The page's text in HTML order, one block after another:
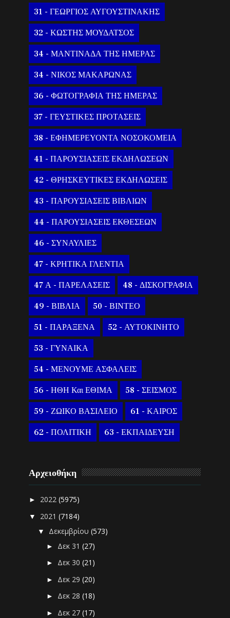
31 - ΓΕΩΡΓΙΟΣ ΑΥΓΟΥΣΤΙΝΑΚΗΣ
32 - ΚΩΣΤΗΣ ΜΟΥΔΑΤΣΟΣ
34 - ΜΑΝΤΙΝΑΔΑ ΤΗΣ ΗΜΕΡΑΣ
34 - ΝΙΚΟΣ ΜΑΚΑΡΩΝΑΣ
36 - ΦΩΤΟΓΡΑΦΙΑ ΤΗΣ ΗΜΕΡΑΣ
37 - ΓΕΥΣΤΙΚΕΣ ΠΡΟΤΑΣΕΙΣ
38 - ΕΦΗΜΕΡΕΥΟΝΤΑ ΝΟΣΟΚΟΜΕΙΑ
41 - ΠΑΡΟΥΣΙΑΣΕΙΣ ΕΚΔΗΛΩΣΕΩΝ
42 - ΘΡΗΣΚΕΥΤΙΚΕΣ ΕΚΔΗΛΩΣΕΙΣ
43 - ΠΑΡΟΥΣΙΑΣΕΙΣ ΒΙΒΛΙΩΝ
44 - ΠΑΡΟΥΣΙΑΣΕΙΣ ΕΚΘΕΣΕΩΝ
46 - ΣΥΝΑΥΛΙΕΣ
47 - ΚΡΗΤΙΚΑ ΓΛΕΝΤΙΑ
47 Α - ΠΑΡΕΛΑΣΕΙΣ 48 - ΔΙΣΚΟΓΡΑΦΙΑ
49 - ΒΙΒΛΙΑ 50 - ΒΙΝΤΕΟ
51 - ΠΑΡΑΞΕΝΑ 52 - ΑΥΤΟΚΙΝΗΤΟ
53 - ΓΥΝΑΙΚΑ
54 - ΜΕΝΟΥΜΕ ΑΣΦΑΛΕΙΣ
56 - ΗΘΗ Και ΕΘΙΜΑ 58 - ΣΕΙΣΜΟΣ
59 - ΖΩΙΚΟ ΒΑΣΙΛΕΙΟ 61 - ΚΑΙΡΟΣ
62 - ΠΟΛΙΤΙΚΗ 63 - ΕΚΠΑΙΔΕΥΣΗ
Αρχειοθήκη
► 2022(5975)
▼ 2021(7184)
▼ Δεκεμβρίου(573)
► Δεκ 31(27)
► Δεκ 30(21)
► Δεκ 29(20)
► Δεκ 28(18)
► Δεκ 27(17)